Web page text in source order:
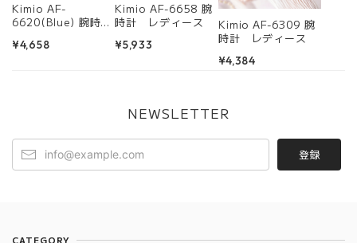
Kimio AF-
6620(Blue) 腕時
¥4,658
Kimio AF-6658 腕
時計 レディース
¥5,933
Kimio AF-6309 腕
時計 レディース
¥4,384
NEWSLETTER
登録
CATEGORY